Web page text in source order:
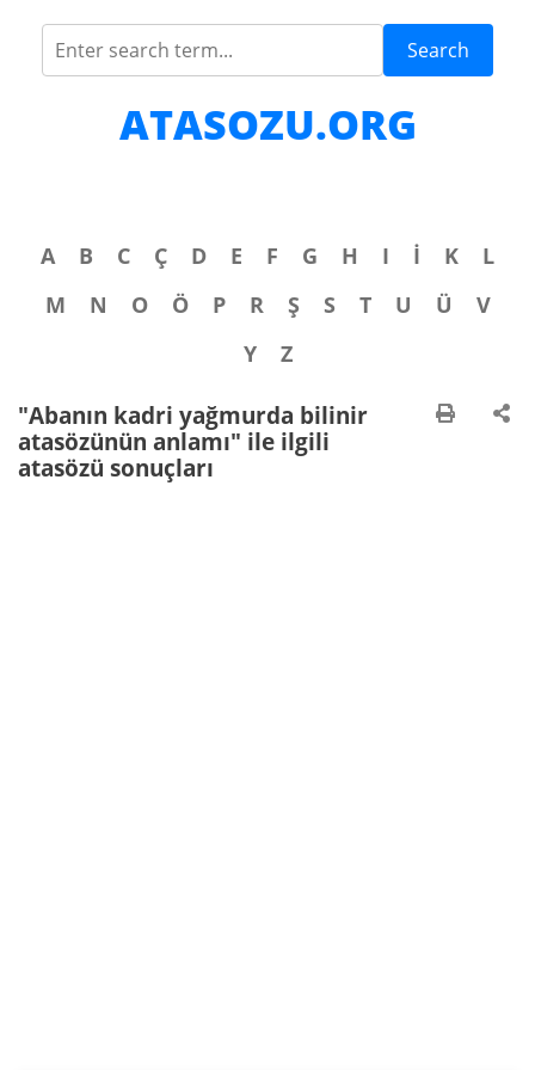
Search
ATASOZU.ORG
A B C Ç D E F G H I İ K
L
M
N O Ö P R Ş S T U Ü
V
Y
Z
"Abanın kadri yağmurda bilinir
atasözünün anlamı" ile ilgili
atasözü sonuçları